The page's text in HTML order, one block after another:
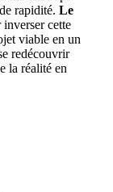
rapidité. Le
inverser cette
viable en un
redécouvrir
la réalité en